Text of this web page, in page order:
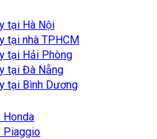
tại Hà Nội
tại nhà TPHCM
tại Hải Phòng
tại Đà Nẵng
tại Bình Dương
Honda
Piaggio